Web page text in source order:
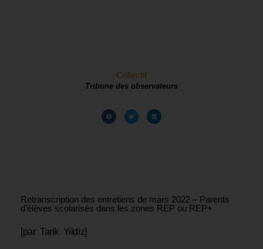
Collectif
Tribune des observateurs
Retranscription des entretiens de mars 2022 – Parents
d’élèves scolarisés dans les zones REP ou REP+
[par Tarik Yildiz]